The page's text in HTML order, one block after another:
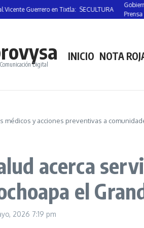
en Tixtla: SECULTURA
Gobierno
Prensa Libre
Digital
INICIO NOTA
médicos y acciones preventivas a
acerca
el
2026 7:19 pm